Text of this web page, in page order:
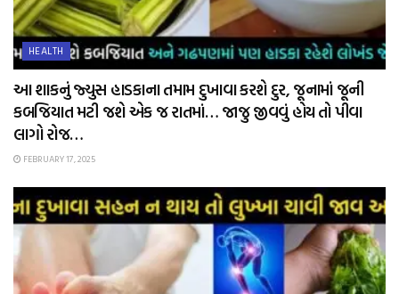
HEALTH
આ શાકનું જ્યુસ હાડકાના તમામ દુખાવા કરશે દુર, જૂનામાં જૂની
કબજિયાત મટી જશે એક જ રાતમાં… જાજુ જીવવું હોય તો પીવા
લાગો રોજ…
FEBRUARY 17, 2025